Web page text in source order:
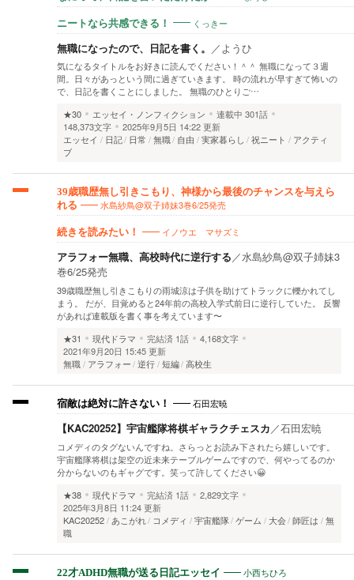
ニートなら共感できる！ くっきー
無職になったので、日記を書く。 ／ ようひ
気になるタイトルをお好きに読んでください！＾＾ 無職になって３週
間。日々があっという間に過ぎていきます。 時の流れが早すぎて怖いの
で、日記を書くことにしました。 無職のひとりご…
★30
エッセイ・ノンフィクション 連載中 301話
148,373文字
2025年9月5日 14:22 更新
エッセイ
日記 日常 無職 自由 実家暮らし 祝ニート
アクティ
ブ
39歳職歴無し引きこもり、神様から最後のチャンスを与えら
れる
水島紗鳥@双子姉妹3巻6/25発売
続きを読みたい！ イノウエ マサズミ
アラフォー無職、高校時代に逆行する／水島紗鳥@双子姉妹3
巻6/25発売
39歳職歴無し引きこもりの雨城涼は子供を助けてトラックに轢かれてし
まう。 だが、目覚めると24年前の高校入学式前日に逆行していた。 反響
があれば連載版を書く事を考えています〜
★31
現代ドラマ 完結済 1話
4,168文字
2021年9月20日 15:45 更新
無職
アラフォー 逆行 短編 高校生
宿敵は絶対に許さない！ 石田宏暁
【KAC20252】宇宙艦隊将棋ギャラクチェスカ／石田宏暁
コメディのタグないんですね。さらっとお読み下されたら嬉しいです。
宇宙艦隊将棋は架空の近未来テーブルゲームですので、何やってるのか
分からないのもギャグです。笑って許してください😀
★38
現代ドラマ 完結済 1話
2,829文字
2025年3月8日 11:24 更新
KAC20252
あこがれ コメディ 宇宙艦隊 ゲーム 大会 師匠は
無
職
22才ADHD無職が送る日記エッセイ 小西ちひろ